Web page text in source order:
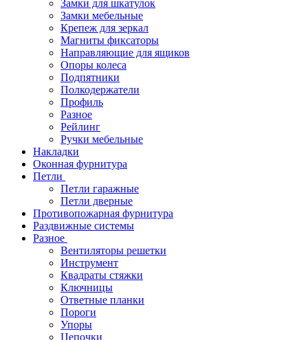
Замки для шкатулок
Замки мебельные
Крепеж для зеркал
Магниты фиксаторы
Направляющие для ящиков
Опоры колеса
Подпятники
Полкодержатели
Профиль
Разное
Рейлинг
Ручки мебельные
Накладки
Оконная фурнитура
Петли
Петли гаражные
Петли дверные
Противопожарная фурнитура
Раздвижные системы
Разное
Вентиляторы решетки
Инструмент
Квадраты стяжки
Ключницы
Ответные планки
Пороги
Упоры
Цепочки